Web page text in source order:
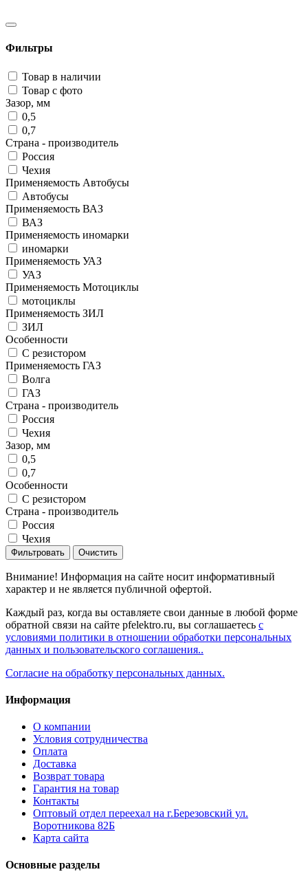
Фильтры
Товар в наличии
Товар с фото
Зазор, мм
0,5
0,7
Страна - производитель
Россия
Чехия
Применяемость Автобусы
Автобусы
Применяемость ВАЗ
ВАЗ
Применяемость иномарки
иномарки
Применяемость УАЗ
УАЗ
Применяемость Мотоциклы
мотоциклы
Применяемость ЗИЛ
ЗИЛ
Особенности
С резистором
Применяемость ГАЗ
Волга
ГАЗ
Страна - производитель
Россия
Чехия
Зазор, мм
0,5
0,7
Особенности
С резистором
Страна - производитель
Россия
Чехия
Фильтровать Очистить
Внимание! Информация на сайте носит информативный
характер и не является публичной офертой.
Каждый раз, когда вы оставляете свои данные в любой форме
обратной связи на сайте pfelektro.ru, вы соглашаетесь с
условиями политики в отношении обработки персональных
данных и пользовательского соглашения..
Согласие на обработку персональных данных.
Информация
О компании
Условия сотрудничества
Оплата
Доставка
Возврат товара
Гарантия на товар
Контакты
Оптовый отдел переехал на г.Березовский ул.
Воротникова 82Б
Карта сайта
Основные разделы